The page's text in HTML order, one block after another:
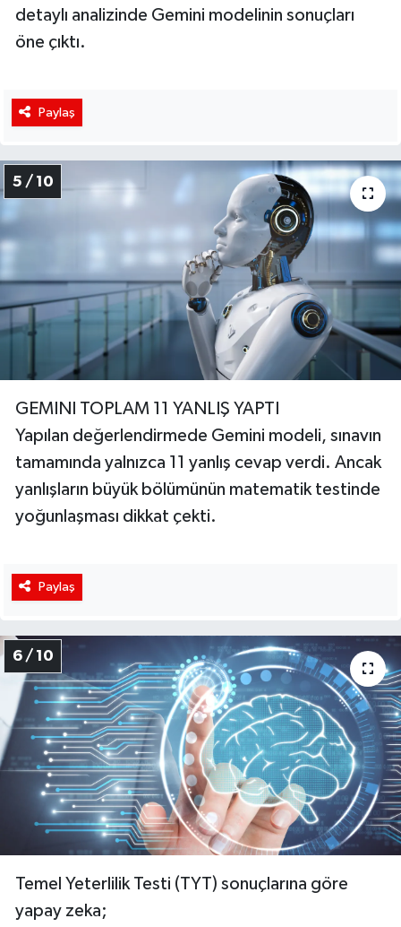
detaylı analizinde Gemini modelinin sonuçları
öne çıktı.
Paylaş
5 / 10
GEMINI TOPLAM 11 YANLIŞ YAPTI
Yapılan değerlendirmede Gemini modeli, sınavın
tamamında yalnızca 11 yanlış cevap verdi. Ancak
yanlışların büyük bölümünün matematik testinde
yoğunlaşması dikkat çekti.
Paylaş
6 / 10
Temel Yeterlilik Testi (TYT) sonuçlarına göre
yapay zeka;